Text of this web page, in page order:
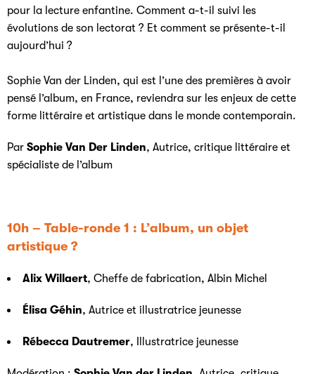
pour la lecture enfantine. Comment a-t-il suivi les
évolutions de son lectorat ? Et comment se présente-t-il
aujourd’hui ?
Sophie Van der Linden, qui est l’une des premières à avoir
pensé l’album, en France, reviendra sur les enjeux de cette
forme littéraire et artistique dans le monde contemporain.
Par Sophie Van Der Linden, Autrice, critique littéraire et
spécialiste de l’album
10h – Table-ronde 1 : L’album, un objet
artistique ?
Alix Willaert, Cheffe de fabrication, Albin Michel
Élisa Géhin, Autrice et illustratrice jeunesse
Rébecca Dautremer, Illustratrice jeunesse